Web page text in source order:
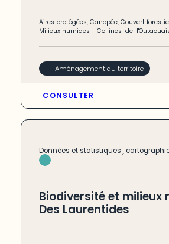
Aires protégées,Canopée,Couvert
Milieux humides -Collines-de-
Aménagement du territoire
CONSULTER
Données et statistiques,
Biodiversité et milieux
Des Laurentides